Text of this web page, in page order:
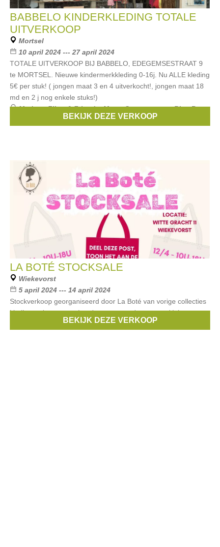
BABBELO KINDERKLEDING TOTALE
UITVERKOOP
Mortsel
10 april 2024 --- 27 april 2024
TOTALE UITVERKOOP BIJ BABBELO, EDEGEMSESTRAAT 9
te MORTSEL. Nieuwe kindermerkkleding 0-16j. Nu ALLE kleding
5€ per stuk! ( jongen maat 3 en 4 uitverkocht!, jongen maat 18
md en 2 j nog enkele stuks!)
Merken:Filou & Friends,Mexx,Scapa,strass,Blue Bay,
BEKIJK DEZE VERKOOP
LA BOTÉ STOCKSALE
Wiekevorst
5 april 2024 --- 14 april 2024
Stockverkoop georganiseerd door La Boté van vorige collecties
kleding, schoenen en handtassen voor dames aan kleine
BEKIJK DEZE VERKOOP